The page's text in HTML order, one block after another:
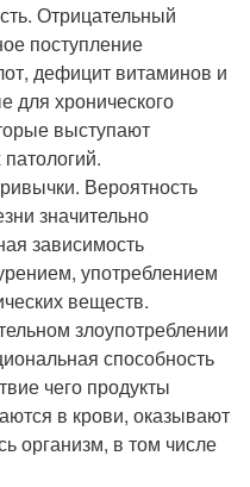
Отрицательный
поступление
дефицит витаминов и
для хронического
выступают
Вероятность
значительно
зависимость
употреблением
веществ.
злоупотреблении
способность
чего продукты
в крови, оказывают
организм, в том числе